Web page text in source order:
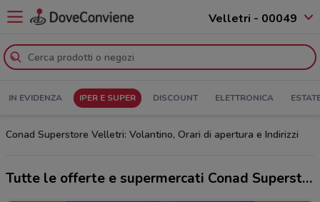
Velletri - 00049
IN EVIDENZA IPER E SUPER DISCOUNT ELETTRONICA
Conad Superstore Velletri: Volantino, Orari di apertura e Indirizzi
Tutte le offerte e supermercati Conad Superstore